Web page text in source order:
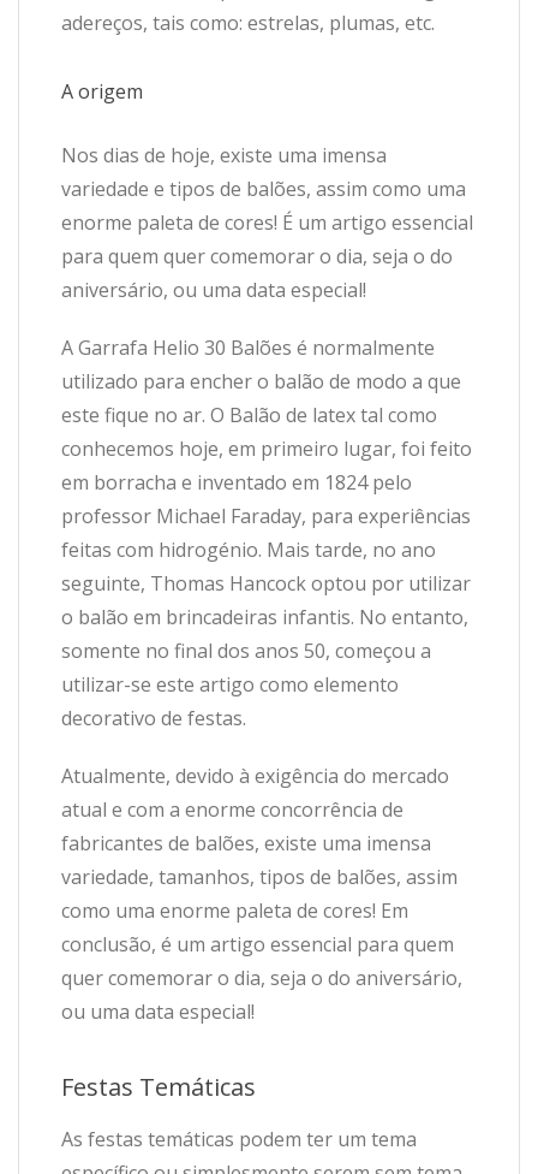
adereços, tais como: estrelas, plumas, etc.
A origem
Nos dias de hoje, existe uma imensa
variedade e tipos de balões, assim como uma
enorme paleta de cores! É um artigo essencial
para quem quer comemorar o dia, seja o do
aniversário, ou uma data especial!
A Garrafa Helio 30 Balões é normalmente
utilizado para encher o balão de modo a que
este fique no ar. O Balão de latex tal como
conhecemos hoje, em primeiro lugar, foi feito
em borracha e inventado em 1824 pelo
professor Michael Faraday, para experiências
feitas com hidrogénio. Mais tarde, no ano
seguinte, Thomas Hancock optou por utilizar
o balão em brincadeiras infantis. No entanto,
somente no final dos anos 50, começou a
utilizar-se este artigo como elemento
decorativo de festas.
Atualmente, devido à exigência do mercado
atual e com a enorme concorrência de
fabricantes de balões, existe uma imensa
variedade, tamanhos, tipos de balões, assim
como uma enorme paleta de cores! Em
conclusão, é um artigo essencial para quem
quer comemorar o dia, seja o do aniversário,
ou uma data especial!
Festas Temáticas
As festas temáticas podem ter um tema